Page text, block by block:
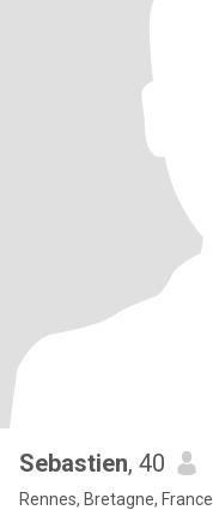
Sebastien, 40
Rennes, Bretagne, France